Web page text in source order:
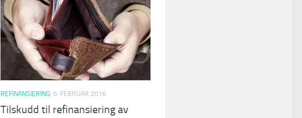
REFINANSIERING 6. FEBRUAR 2016
Tilskudd til refinansiering av